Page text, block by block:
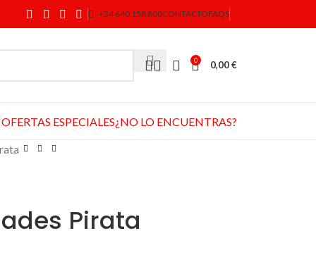
+34 640 158 800CONTACTOFAQS
0 0,00€
OFERTAS ESPECIALES¿NO LO ENCUENTRAS?
Pirata